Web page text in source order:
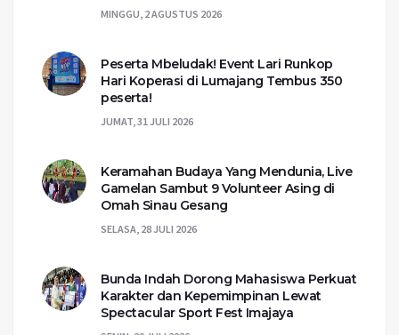
MINGGU, 2 AGUSTUS 2026
Peserta Mbeludak! Event Lari Runkop
Hari Koperasi di Lumajang Tembus 350
peserta!
JUMAT, 31 JULI 2026
Keramahan Budaya Yang Mendunia, Live
Gamelan Sambut 9 Volunteer Asing di
Omah Sinau Gesang
SELASA, 28 JULI 2026
Bunda Indah Dorong Mahasiswa Perkuat
Karakter dan Kepemimpinan Lewat
Spectacular Sport Fest Imajaya